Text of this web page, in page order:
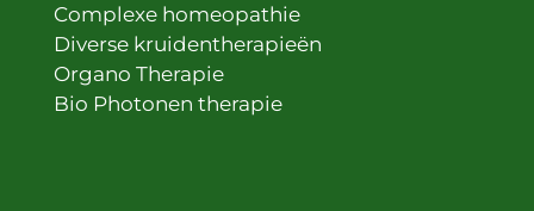
Complexe homeopathie
Diverse kruidentherapieën
Organo Therapie
Bio Photonen therapie